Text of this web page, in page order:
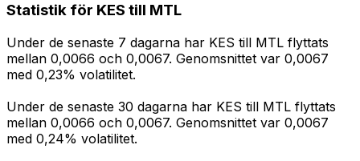
Statistik för KES till MTL
Under de senaste 7 dagarna har KES till MTL flyttats
mellan 0,0066 och 0,0067. Genomsnittet var 0,0067
med 0,23% volatilitet.
Under de senaste 30 dagarna har KES till MTL flyttats
mellan 0,0066 och 0,0067. Genomsnittet var 0,0067
med 0,24% volatilitet.